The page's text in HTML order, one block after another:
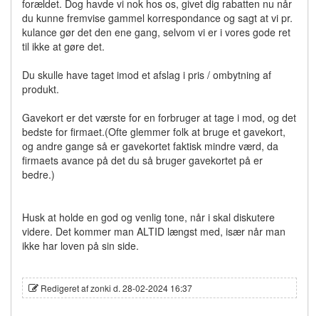
forældet. Dog havde vi nok hos os, givet dig rabatten nu når
du kunne fremvise gammel korrespondance og sagt at vi pr.
kulance gør det den ene gang, selvom vi er i vores gode ret
til ikke at gøre det.
Du skulle have taget imod et afslag i pris / ombytning af
produkt.
Gavekort er det værste for en forbruger at tage i mod, og det
bedste for firmaet.(Ofte glemmer folk at bruge et gavekort,
og andre gange så er gavekortet faktisk mindre værd, da
firmaets avance på det du så bruger gavekortet på er
bedre.)
Husk at holde en god og venlig tone, når i skal diskutere
videre. Det kommer man ALTID længst med, især når man
ikke har loven på sin side.
Redigeret af zonki d. 28-02-2024 16:37